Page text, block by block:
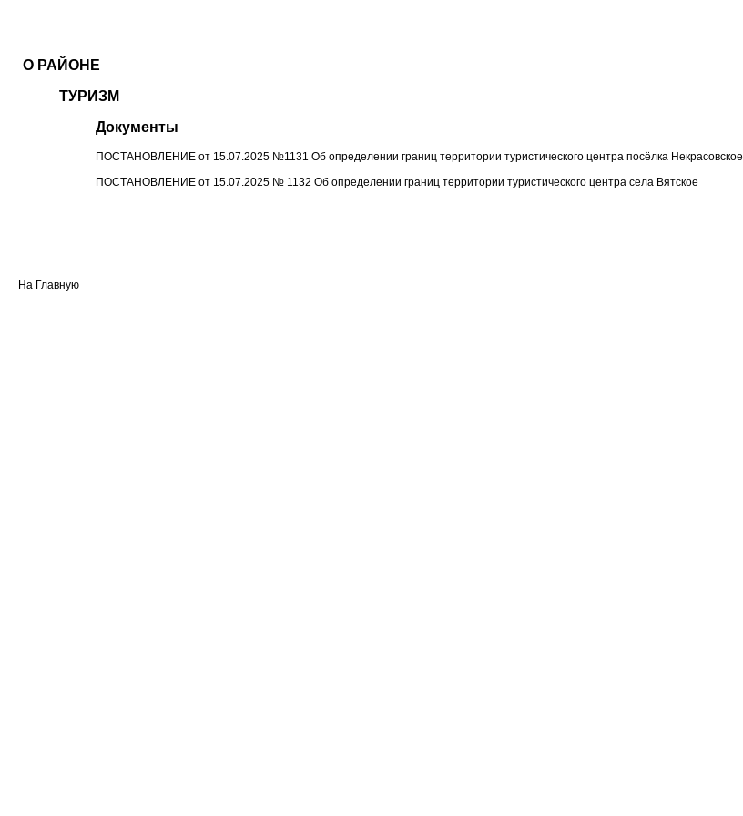
О РАЙОНЕ
ТУРИЗМ
Документы
ПОСТАНОВЛЕНИЕ от 15.07.2025 №1131 Об определении границ территории туристического центра посёлка Некрасовское
ПОСТАНОВЛЕНИЕ от 15.07.2025 № 1132 Об определении границ территории туристического центра села Вятское
На Главную